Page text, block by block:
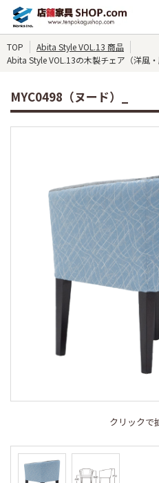
TOP
Abita Style VOL.13 商品
Abita Style VOL.13の木製チェア（洋風
MYC0498（ヌード）_
クリックで